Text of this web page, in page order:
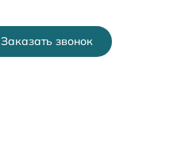
Заказать звонок